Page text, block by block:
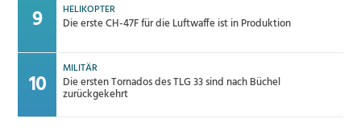
HELIKOPTER
Die erste CH-47F für die Luftwaffe ist in Produktion
MILITÄR
Die ersten Tornados des TLG 33 sind nach Büchel
zurückgekehrt